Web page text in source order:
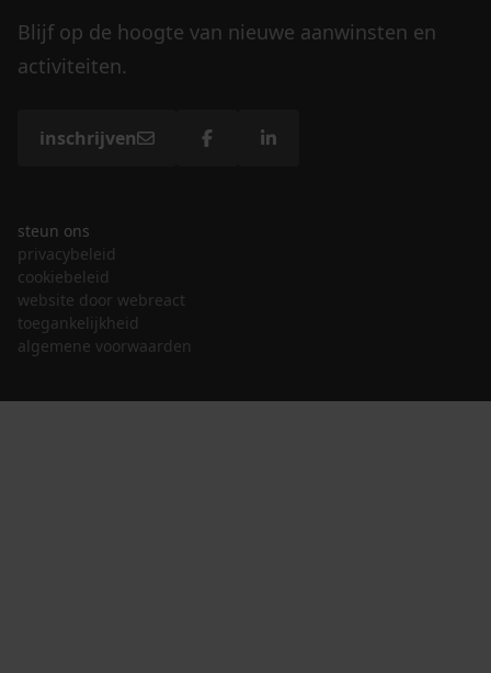
Blijf op de hoogte van nieuwe aanwinsten en
activiteiten.
inschrijven
steun ons
privacybeleid
cookiebeleid
website door webreact
toegankelijkheid
algemene voorwaarden